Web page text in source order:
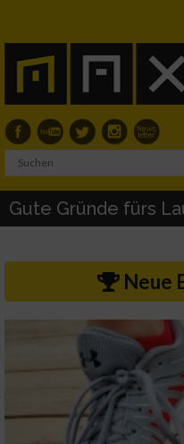
Gute Gründe fürs
Neue